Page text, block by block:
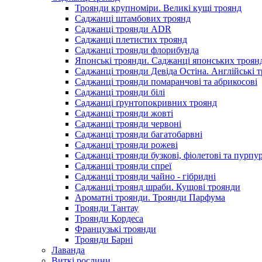
Троянди крупноміри. Великі кущі троянд
Саджанці штамбових троянд
Саджанці троянди ADR
Саджанці плетистих троянд
Саджанці троянди флорибунда
Японські троянди. Саджанці японських
Саджанці троянди Девіда Остіна. Англійські
Саджанці троянди помаранчові та абрикосові
Саджанці троянди білі
Саджанці ґрунтопокривних троянд
Саджанці троянди жовті
Саджанці троянди червоні
Саджанці троянди багатобарвні
Саджанці троянди рожеві
Саджанці троянди бузкові, фіолетові та
Саджанці троянди спреї
Саджанці троянди чайно - гібридні
Саджанці троянд шраби. Кущові троянди
Ароматні троянди. Троянди Парфума
Троянди Тантау
Троянди Кордеса
Французькі троянди
Троянди Барні
Лаванда